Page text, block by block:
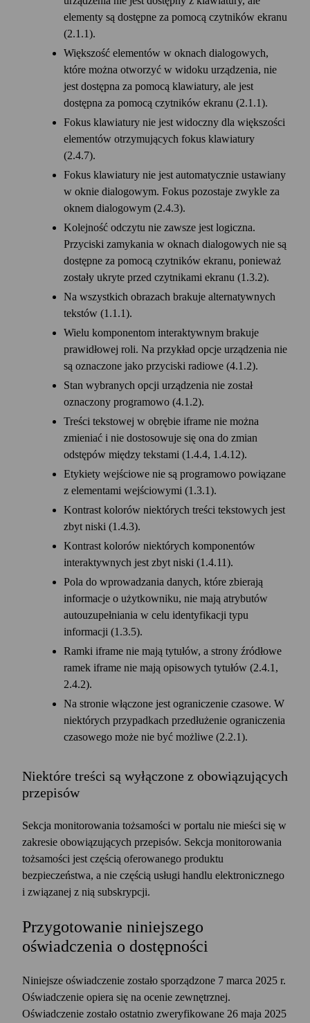
elementy są dostępne za pomocą czytników ekranu
(2.1.1).
Większość elementów w oknach dialogowych,
które można otworzyć w widoku urządzenia, nie
jest dostępna za pomocą klawiatury, ale jest
dostępna za pomocą czytników ekranu (2.1.1).
Fokus klawiatury nie jest widoczny dla większości
elementów otrzymujących fokus klawiatury
(2.4.7).
Fokus klawiatury nie jest automatycznie ustawiany
w oknie dialogowym. Fokus pozostaje zwykle za
oknem dialogowym (2.4.3).
Kolejność odczytu nie zawsze jest logiczna.
Przyciski zamykania w oknach dialogowych nie są
dostępne za pomocą czytników ekranu, ponieważ
zostały ukryte przed czytnikami ekranu (1.3.2).
Na wszystkich obrazach brakuje alternatywnych
tekstów (1.1.1).
Wielu komponentom interaktywnym brakuje
prawidłowej roli. Na przykład opcje urządzenia nie
są oznaczone jako przyciski radiowe (4.1.2).
Stan wybranych opcji urządzenia nie został
oznaczony programowo (4.1.2).
Treści tekstowej w obrębie iframe nie można
zmieniać i nie dostosowuje się ona do zmian
odstępów między tekstami (1.4.4, 1.4.12).
Etykiety wejściowe nie są programowo powiązane
z elementami wejściowymi (1.3.1).
Kontrast kolorów niektórych treści tekstowych jest
zbyt niski (1.4.3).
Kontrast kolorów niektórych komponentów
interaktywnych jest zbyt niski (1.4.11).
Pola do wprowadzania danych, które zbierają
informacje o użytkowniku, nie mają atrybutów
autouzupełniania w celu identyfikacji typu
informacji (1.3.5).
Ramki iframe nie mają tytułów, a strony źródłowe
ramek iframe nie mają opisowych tytułów (2.4.1,
2.4.2).
Na stronie włączone jest ograniczenie czasowe. W
niektórych przypadkach przedłużenie ograniczenia
czasowego może nie być możliwe (2.2.1).
Niektóre treści są wyłączone z obowiązujących
przepisów
Sekcja monitorowania tożsamości w portalu nie mieści się w
zakresie obowiązujących przepisów. Sekcja monitorowania
tożsamości jest częścią oferowanego produktu
bezpieczeństwa, a nie częścią usługi handlu elektronicznego
i związanej z nią subskrypcji.
Przygotowanie niniejszego
oświadczenia o dostępności
Niniejsze oświadczenie zostało sporządzone 7 marca 2025 r.
Oświadczenie opiera się na ocenie zewnętrznej.
Oświadczenie zostało ostatnio zweryfikowane 26 maja 2025